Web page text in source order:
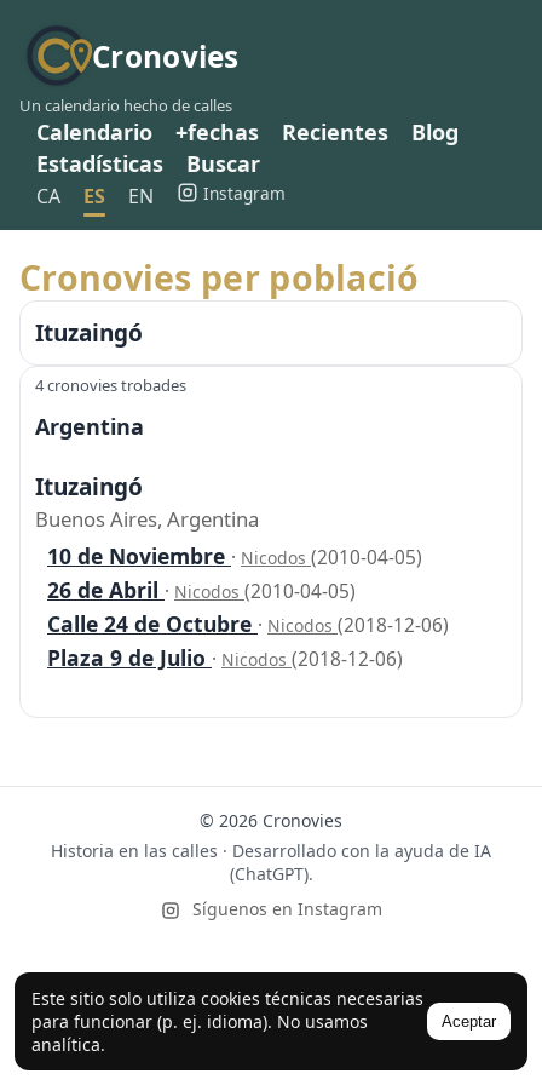
Cronovies
Un calendario hecho de calles
Calendario +fechas Recientes
Blog
Estadísticas
Buscar
CA ES EN Instagram
Este sitio solo utiliza cookies técnicas necesarias
para funcionar (p. ej. idioma). No usamos
analítica.
Aceptar
Cronovies per població
Ituzaingó
4 cronovies trobades
Argentina
Ituzaingó
Buenos Aires, Argentina
10 de Noviembre · Nicodos (2010-04-05)
26 de Abril · Nicodos (2010-04-05)
Calle 24 de Octubre · Nicodos (2018-12-06)
Plaza 9 de Julio · Nicodos (2018-12-06)
© 2026 Cronovies
Historia en las calles · Desarrollado con la ayuda de IA
(ChatGPT).
Síguenos en Instagram